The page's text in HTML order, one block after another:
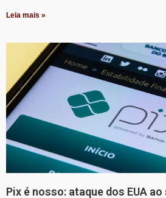
Leia mais »
Pix é nosso: ataque dos EUA